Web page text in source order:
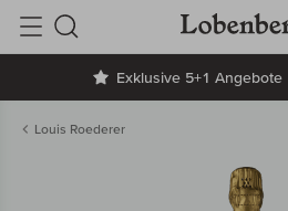
Exklusive 5+1 Angebote
Suche
Louis Roederer